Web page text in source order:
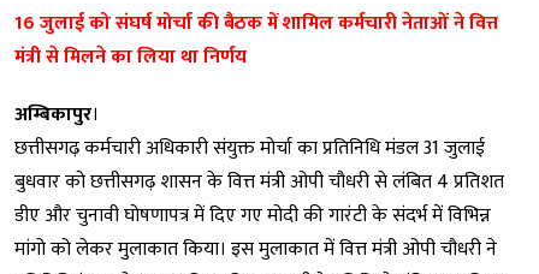
16 जुलाई को संघर्ष मोर्चा की बैठक में शामिल कर्मचारी नेताओं ने वित्त
मंत्री से मिलने का लिया था निर्णय
अम्बिकापुर।
छत्तीसगढ़ कर्मचारी अधिकारी संयुक्त मोर्चा का प्रतिनिधि मंडल 31 जुलाई
बुधवार को छत्तीसगढ़ शासन के वित्त मंत्री ओपी चौधरी से लंबित 4 प्रतिशत
डीए और चुनावी घोषणापत्र में दिए गए मोदी की गारंटी के संदर्भ में विभिन्न
मांगो को लेकर मुलाकात किया। इस मुलाकात में वित्त मंत्री ओपी चौधरी ने